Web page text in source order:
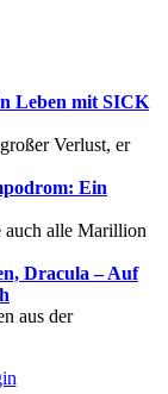
Leben mit SICK
Verlust, er
Ein
auch alle Marillion
Dracula – Auf
aus der